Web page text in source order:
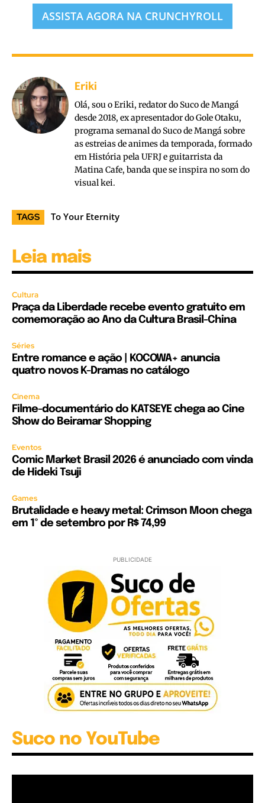
ASSISTA AGORA NA CRUNCHYROLL
Eriki
Olá, sou o Eriki, redator do Suco de Mangá
desde 2018, ex apresentador do Gole Otaku,
programa semanal do Suco de Mangá sobre
as estreias de animes da temporada, formado
em História pela UFRJ e guitarrista da
Matina Cafe, banda que se inspira no som do
visual kei.
TAGS To Your Eternity
Leia mais
Cultura
Praça da Liberdade recebe evento gratuito em
comemoração ao Ano da Cultura Brasil-China
Séries
Entre romance e ação | KOCOWA+ anuncia
quatro novos K-Dramas no catálogo
Cinema
Filme-documentário do KATSEYE chega ao Cine
Show do Beiramar Shopping
Eventos
Comic Market Brasil 2026 é anunciado com vinda
de Hideki Tsuji
Games
Brutalidade e heavy metal: Crimson Moon chega
em 1º de setembro por R$ 74,99
PUBLICIDADE
Suco no YouTube